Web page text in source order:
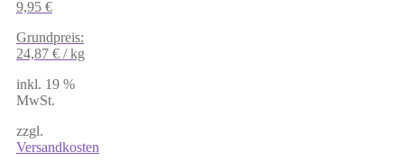
9,95 €
Grundpreis:
24,87 € /kg
inkl. 19 %
MwSt.
zzgl.
Versandkosten